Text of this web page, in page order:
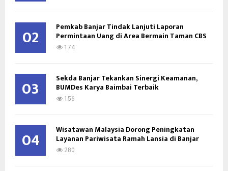
02 Pemkab Banjar Tindak Lanjuti Laporan
Permintaan Uang di Area Bermain Taman CBS
174
03 Sekda Banjar Tekankan Sinergi Keamanan,
BUMDes Karya Baimbai Terbaik
156
04 Wisatawan Malaysia Dorong Peningkatan
Layanan Pariwisata Ramah Lansia di Banjar
280